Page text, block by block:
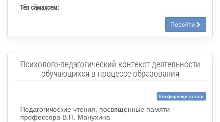
Тӗп сӑмахсем:
Перейти
Психолого-педагогический контекст деятельности
обучающихся в процессе образования
Конференци статья
Педагогические чтения, посвященные памяти
профессора В.П. Манухина